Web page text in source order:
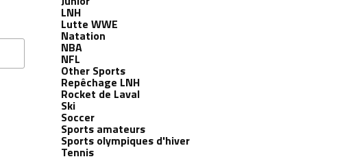
LNH
Lutte WWE
Natation
NBA
NFL
Other Sports
Repêchage LNH
Rocket de Laval
Ski
Soccer
Sports amateurs
Sports olympiques d'hiver
Tennis